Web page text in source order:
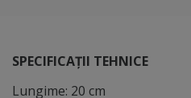
SPECIFICAȚII TEHNICE
Lungime: 20 cm